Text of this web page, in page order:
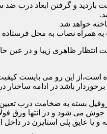
بازدید و گرفتن ابعاد
خواهد شد
همراه نصاب به محل
ظاهری زیبا و در عین
این رو می بایست کیفیت
باشد در ادامه ساختار
بسته به ضخامت درب
یا عایق پلی استایرن در